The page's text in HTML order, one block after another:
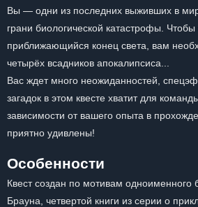
Вы — одни из последних выживших в
грани биологической катастрофы. Чтобы
приближающийся конец света, вам
четырёх всадников апокалипсиса...
Вас ждет много неожиданностей,
загадок в этом квесте хватит для
зависимости от вашего опыта в
приятно удивлены!
Особенности
Квест создан по мотивам одноименного
Брауна, четвертой книги из серии о